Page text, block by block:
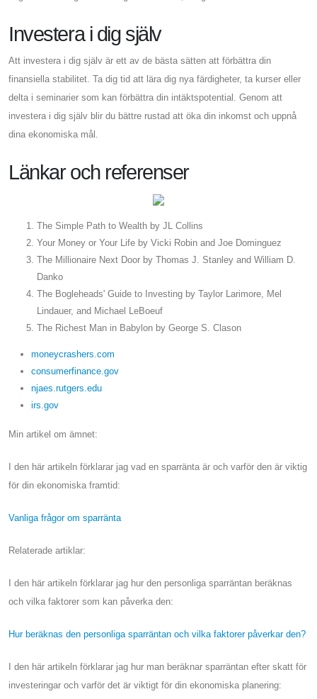
Investera i dig själv
Att investera i dig själv är ett av de bästa sätten att förbättra din
finansiella stabilitet. Ta dig tid att lära dig nya färdigheter, ta kurser eller
delta i seminarier som kan förbättra din intäktspotential. Genom att
investera i dig själv blir du bättre rustad att öka din inkomst och uppnå
dina ekonomiska mål.
Länkar och referenser
The Simple Path to Wealth by JL Collins
Your Money or Your Life by Vicki Robin and Joe Dominguez
The Millionaire Next Door by Thomas J. Stanley and William D.
Danko
The Bogleheads' Guide to Investing by Taylor Larimore, Mel
Lindauer, and Michael LeBoeuf
The Richest Man in Babylon by George S. Clason
moneycrashers.com
consumerfinance.gov
njaes.rutgers.edu
irs.gov
Min artikel om ämnet:
I den här artikeln förklarar jag vad en sparränta är och varför den är viktig
för din ekonomiska framtid:
Vanliga frågor om sparränta
Relaterade artiklar:
I den här artikeln förklarar jag hur den personliga sparräntan beräknas
och vilka faktorer som kan påverka den:
Hur beräknas den personliga sparräntan och vilka faktorer påverkar den?
I den här artikeln förklarar jag hur man beräknar sparräntan efter skatt för
investeringar och varför det är viktigt för din ekonomiska planering: